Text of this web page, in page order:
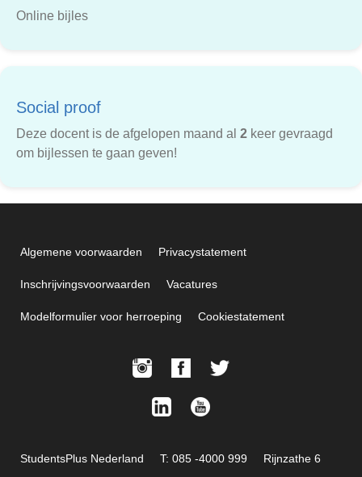
Online bijles
Social proof
Deze docent is de afgelopen maand al 2 keer gevraagd
om bijlessen te gaan geven!
Algemene voorwaarden Privacystatement
Inschrijvingsvoorwaarden Vacatures
Modelformulier voor herroeping Cookiestatement
StudentsPlus Nederland T: 085 -4000 999 Rijnzathe 6